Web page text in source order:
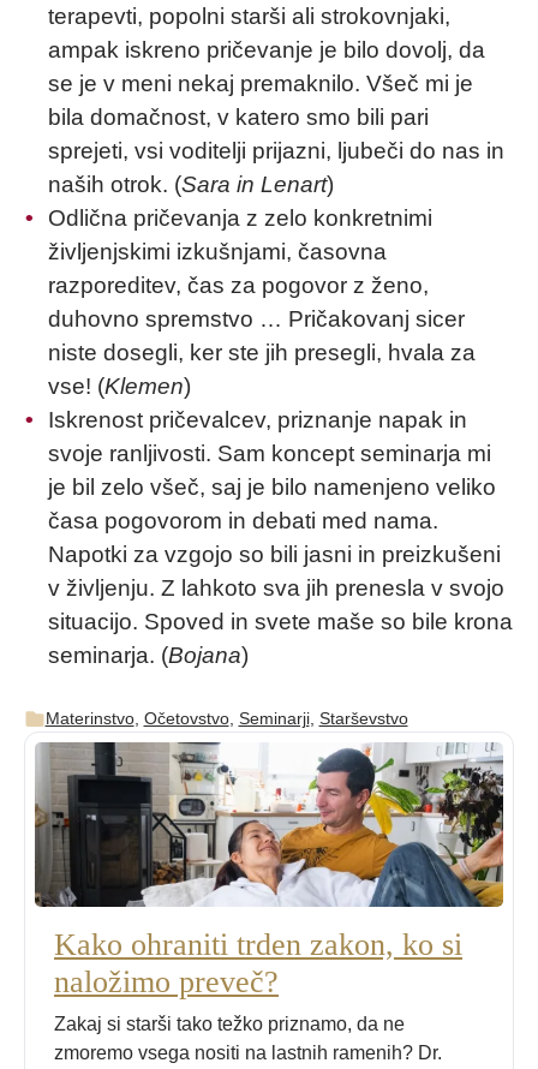
terapevti, popolni starši ali strokovnjaki,
ampak iskreno pričevanje je bilo dovolj, da
se je v meni nekaj premaknilo. Všeč mi je
bila domačnost, v katero smo bili pari
sprejeti, vsi voditelji prijazni, ljubeči do nas in
naših otrok. (Sara in Lenart)
Odlična pričevanja z zelo konkretnimi
življenjskimi izkušnjami, časovna
razporeditev, čas za pogovor z ženo,
duhovno spremstvo … Pričakovanj sicer
niste dosegli, ker ste jih presegli, hvala za
vse! (Klemen)
Iskrenost pričevalcev, priznanje napak in
svoje ranljivosti. Sam koncept seminarja mi
je bil zelo všeč, saj je bilo namenjeno veliko
časa pogovorom in debati med nama.
Napotki za vzgojo so bili jasni in preizkušeni
v življenju. Z lahkoto sva jih prenesla v svojo
situacijo. Spoved in svete maše so bile krona
seminarja. (Bojana)
Materinstvo, Očetovstvo, Seminarji, Starševstvo
Kako ohraniti trden zakon, ko si
naložimo preveč?
Zakaj si starši tako težko priznamo, da ne
zmoremo vsega nositi na lastnih ramenih? Dr.